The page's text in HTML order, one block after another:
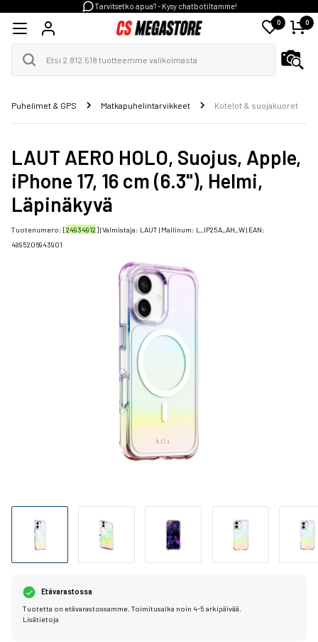
Tarvitsetko apua? - Kysy chatbotiltamme!
0 0
Puhelimet & GPS Matkapuhelintarvikkeet Kotelot & suojakuoret
LAUT AERO HOLO, Suojus, Apple,
iPhone 17, 16 cm (6.3"), Helmi,
Läpinäkyvä
Tuotenumero: [24934912] | Valmistaja: LAUT | Mallinum: L_IP25A_AH_W| EAN:
4895206943901
Etävarastossa
Tuotetta on etävarastossamme. Toimitusaika noin 4-5 arkipäivää.
Lisätietoja